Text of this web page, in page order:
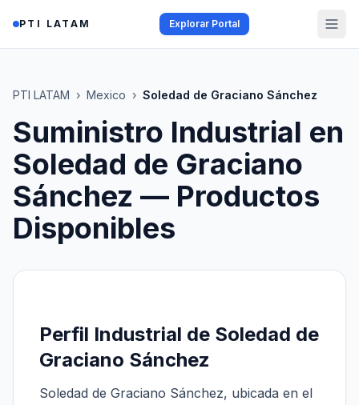
PTI LATAM Explorar Portal
PTI LATAM › Mexico › Soledad de Graciano Sánchez
Suministro Industrial en
Soledad de Graciano
Sánchez — Productos
Disponibles
Perfil Industrial de Soledad de
Graciano Sánchez
Soledad de Graciano Sánchez, ubicada en el